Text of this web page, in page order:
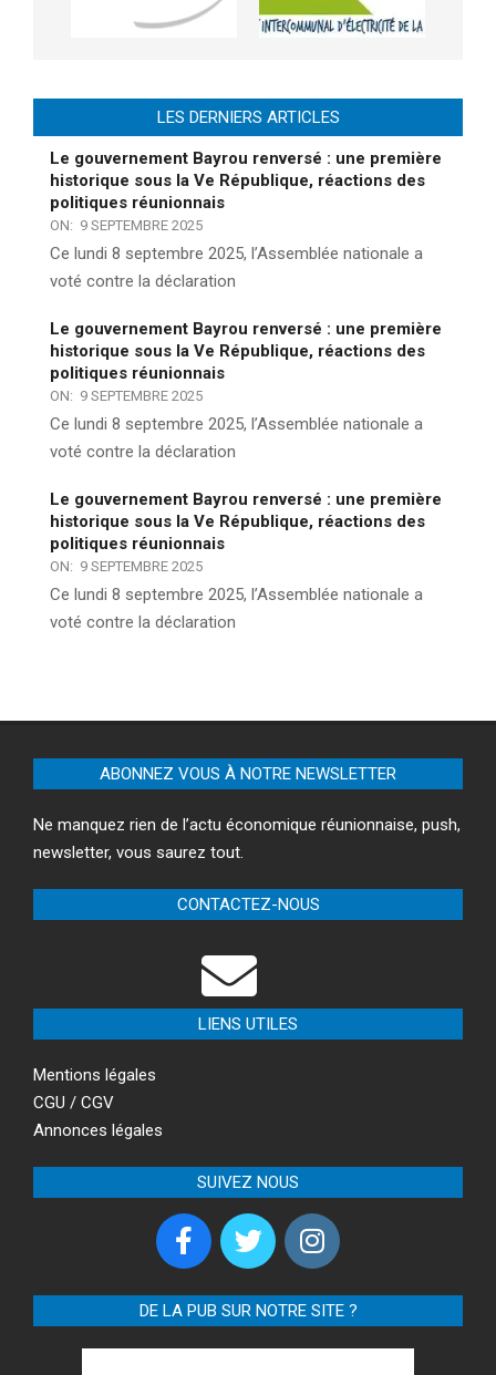
LES DERNIERS ARTICLES
Le gouvernement Bayrou renversé : une première
historique sous la Ve République, réactions des
politiques réunionnais
ON: 9 SEPTEMBRE 2025
Ce lundi 8 septembre 2025, l’Assemblée nationale a
voté contre la déclaration
Le gouvernement Bayrou renversé : une première
historique sous la Ve République, réactions des
politiques réunionnais
ON: 9 SEPTEMBRE 2025
Ce lundi 8 septembre 2025, l’Assemblée nationale a
voté contre la déclaration
Le gouvernement Bayrou renversé : une première
historique sous la Ve République, réactions des
politiques réunionnais
ON: 9 SEPTEMBRE 2025
Ce lundi 8 septembre 2025, l’Assemblée nationale a
voté contre la déclaration
ABONNEZ VOUS À NOTRE NEWSLETTER
Ne manquez rien de l’actu économique réunionnaise, push,
newsletter, vous saurez tout.
CONTACTEZ-NOUS
LIENS UTILES
Mentions légales
CGU / CGV
Annonces légales
SUIVEZ NOUS
DE LA PUB SUR NOTRE SITE ?